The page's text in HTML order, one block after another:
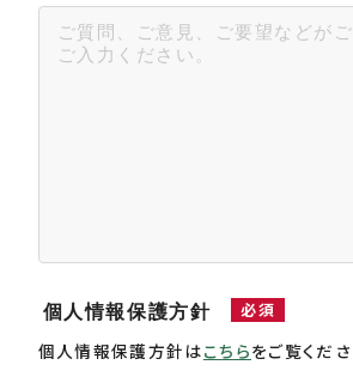
個人情報保護方針 必須
個人情報保護方針はこちらをご覧くださ